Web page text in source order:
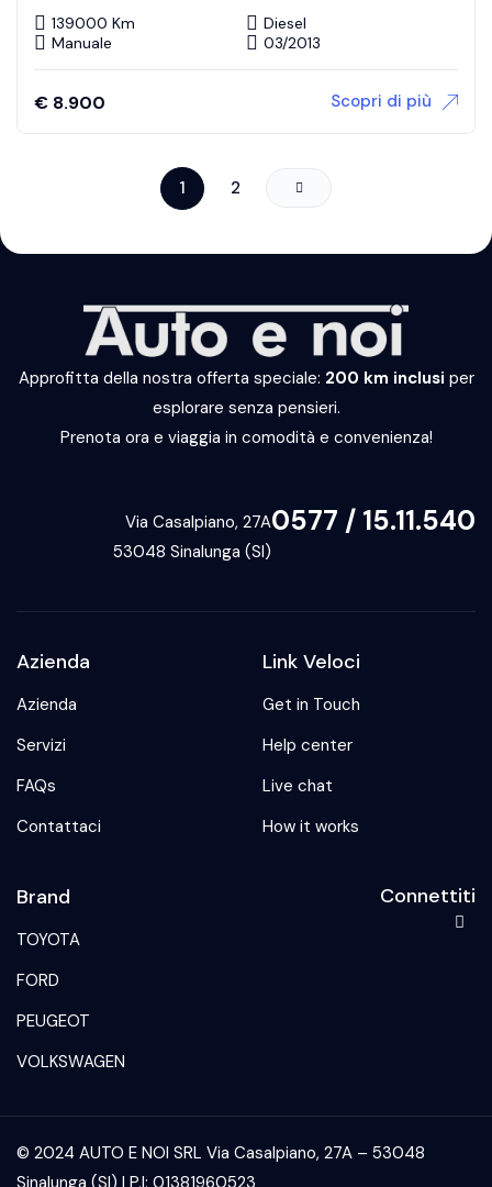
139000 Km
Diesel
Manuale
03/2013
€ 8.900 Scopri di più
1 2
Approfitta della nostra offerta speciale: 200 km inclusi per
esplorare senza pensieri.
Prenota ora e viaggia in comodità e convenienza!
0577 / 15.11.540
Via Casalpiano, 27A
53048 Sinalunga (SI)
Azienda
Azienda
Servizi
FAQs
Contattaci
Link Veloci
Get in Touch
Help center
Live chat
How it works
Brand
TOYOTA
FORD
PEUGEOT
VOLKSWAGEN
Connettiti
© 2024 AUTO E NOI SRL Via Casalpiano, 27A – 53048
Sinalunga (SI) | P.I: 01381960523